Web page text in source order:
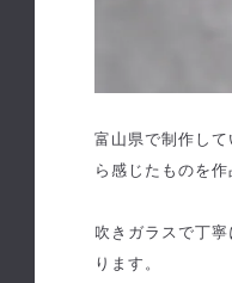
富山県で制作し
ら感じたものを
吹きガラスで丁
ります。